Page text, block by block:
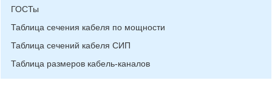
ГОСТы
Таблица сечения кабеля по мощности
Таблица сечений кабеля СИП
Таблица размеров кабель-каналов